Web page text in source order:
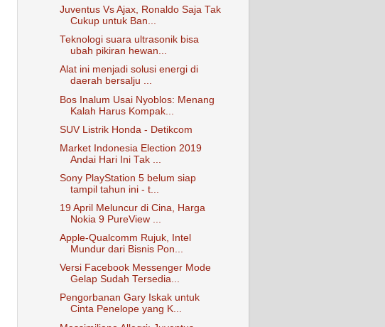
Juventus Vs Ajax, Ronaldo Saja Tak
Cukup untuk Ban...
Teknologi suara ultrasonik bisa
ubah pikiran hewan...
Alat ini menjadi solusi energi di
daerah bersalju ...
Bos Inalum Usai Nyoblos: Menang
Kalah Harus Kompak...
SUV Listrik Honda - Detikcom
Market Indonesia Election 2019
Andai Hari Ini Tak ...
Sony PlayStation 5 belum siap
tampil tahun ini - t...
19 April Meluncur di Cina, Harga
Nokia 9 PureView ...
Apple-Qualcomm Rujuk, Intel
Mundur dari Bisnis Pon...
Versi Facebook Messenger Mode
Gelap Sudah Tersedia...
Pengorbanan Gary Iskak untuk
Cinta Penelope yang K...